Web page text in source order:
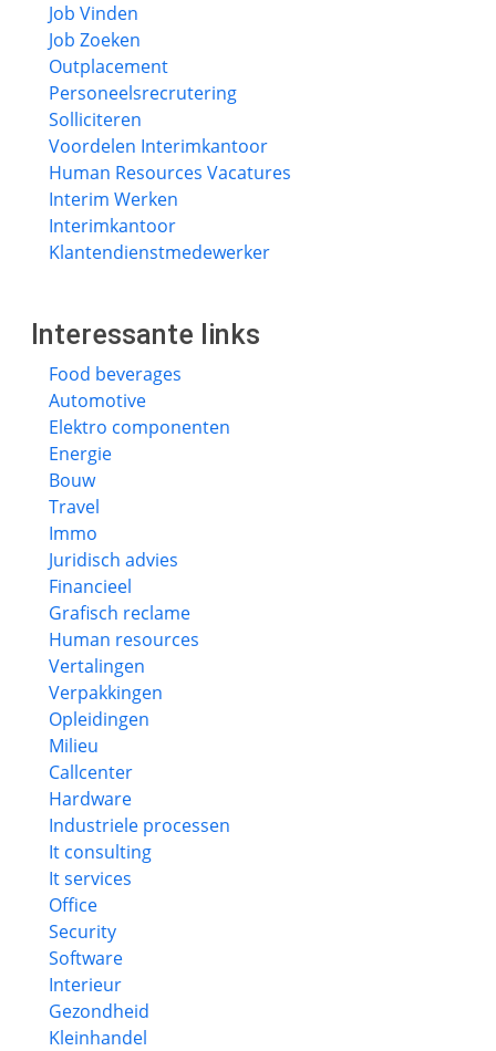
Job Vinden
Job Zoeken
Outplacement
Personeelsrecrutering
Solliciteren
Voordelen Interimkantoor
Human Resources Vacatures
Interim Werken
Interimkantoor
Klantendienstmedewerker
Interessante links
Food beverages
Automotive
Elektro componenten
Energie
Bouw
Travel
Immo
Juridisch advies
Financieel
Grafisch reclame
Human resources
Vertalingen
Verpakkingen
Opleidingen
Milieu
Callcenter
Hardware
Industriele processen
It consulting
It services
Office
Security
Software
Interieur
Gezondheid
Kleinhandel